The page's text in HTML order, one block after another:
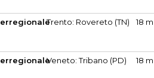
Trento: Rovereto (TN) 18 m
Veneto: Tribano (PD) 18 m